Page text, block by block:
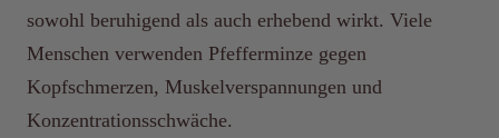
sowohl beruhigend als auch erhebend wirkt. Viele
Menschen verwenden Pfefferminze gegen
Kopfschmerzen, Muskelverspannungen und
Konzentrationsschwäche.